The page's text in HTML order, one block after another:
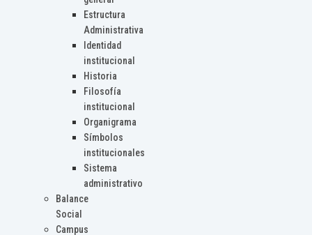
Estructura
Administrativa
Identidad
institucional
Historia
Filosofía
institucional
Organigrama
Símbolos
institucionales
Sistema
administrativo
Balance
Social
Campus